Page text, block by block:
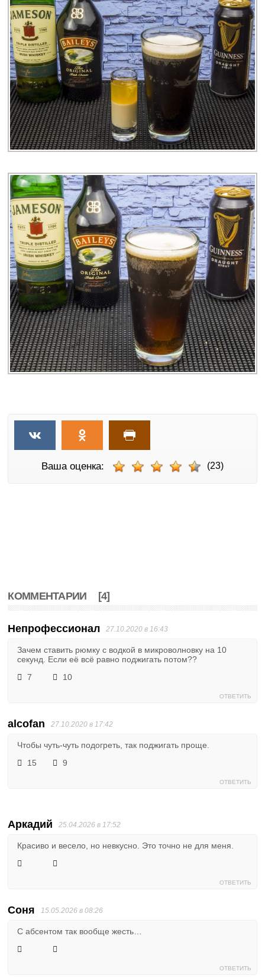
Ваша оценка: (23)
КОММЕНТАРИИ [4]
Непрофессионал 27.10.2020 в 16:43
Зачем ставить рюмку с водкой в микроволновку на 10
секунд. Если её всё равно поджигать потом??
7
10
ОТВЕТИТЬ
alcofan 27.10.2020 в 17:42
Чтобы чуть-чуть подогреть, так поджигать проще.
15
9
ОТВЕТИТЬ
Аркадий 25.04.2026 в 17:52
Красиво и весело, но невкусно. Это точно не для меня.
ОТВЕТИТЬ
Соня 15.05.2026 в 08:26
С абсентом так вообще жесть…
ОТВЕТИТЬ